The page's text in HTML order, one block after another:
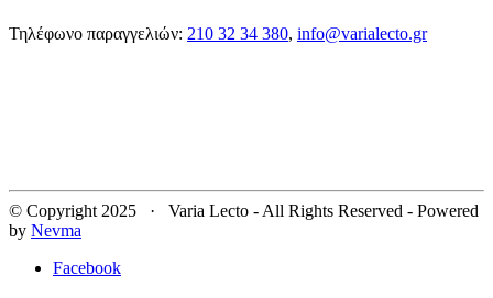
Τηλέφωνο παραγγελιών: 210 32 34 380, info@varialecto.gr
© Copyright 2025 · Varia Lecto - All Rights Reserved - Powered
by Nevma
Facebook